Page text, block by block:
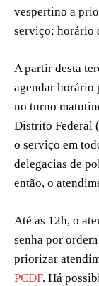
vespertino a
serviço; horário
A partir desta
agendar horário
no turno
Distrito Federal
o serviço em
delegacias de
então, o
Até as 12h, o
senha por
priorizar
PCDF. Há